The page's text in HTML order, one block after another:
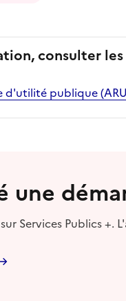
consulter
d'utilité publique
une
Services Publics